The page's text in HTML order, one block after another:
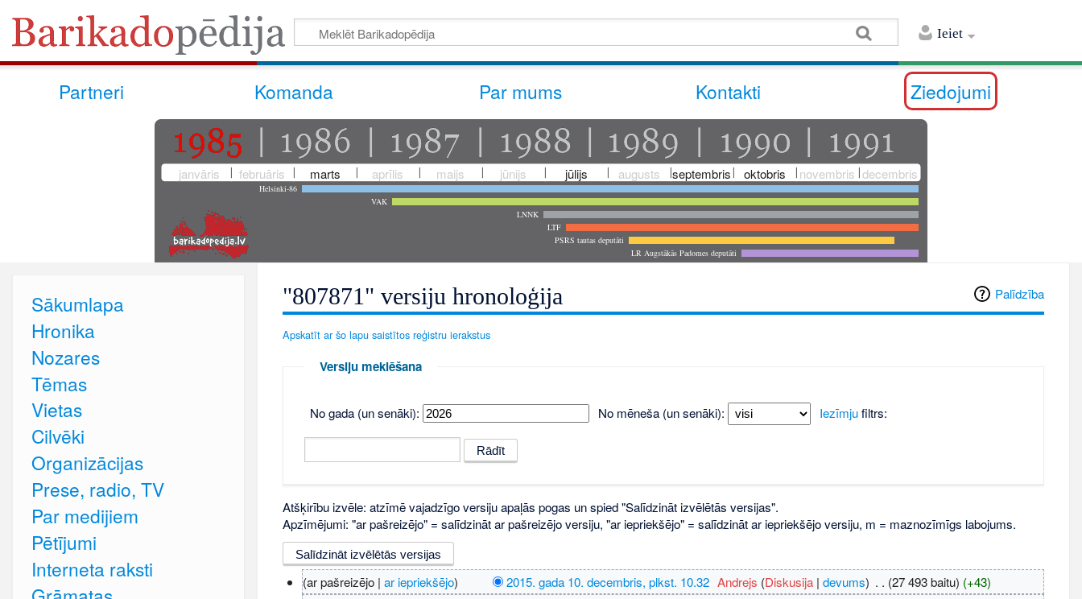
Ieiet
Partneri Komanda Par mums Kontakti Ziedojumi
janvāris februāris marts aprīlis maijs jūnijs jūlijs augusts septembris oktobris novembris decembris
Helsinki-86
VAK
LNNK
LTF
PSRS tautas deputāti
LR Augstākās Padomes deputāti
Palīdzība
"807871" versiju hronoloģija
Apskatīt ar šo lapu saistītos reģistru ierakstus
Versiju meklēšana
No gada (un senāki): No mēneša (un senāki): Iezīmjufiltrs:
Atšķirību izvēle: atzīmē vajadzīgo versiju apaļās pogas un spied "Salīdzināt izvēlētās versijas".
Apzīmējumi: "ar pašreizējo" = salīdzināt ar pašreizējo versiju, "ar iepriekšējo" = salīdzināt ar iepriekšējo versiju, m = maznozīmīgs labojums.
(ar pašreizējo | ar iepriekšējo) 2015. gada 10. decembris, plkst. 10.32 Andrejs (Diskusija |devums) . . (27 493 baitu) (+43)
Sākumlapa
Hronika
Nozares
Tēmas
Vietas
Cilvēki
Organizācijas
Prese, radio, TV
Par medijiem
Pētījumi
Interneta raksti